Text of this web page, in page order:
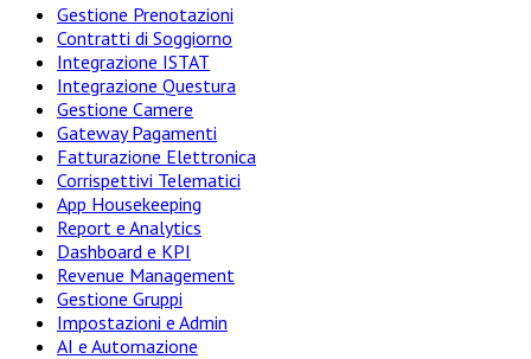
Gestione Prenotazioni
Contratti di Soggiorno
Integrazione ISTAT
Integrazione Questura
Gestione Camere
Gateway Pagamenti
Fatturazione Elettronica
Corrispettivi Telematici
App Housekeeping
Report e Analytics
Dashboard e KPI
Revenue Management
Gestione Gruppi
Impostazioni e Admin
AI e Automazione